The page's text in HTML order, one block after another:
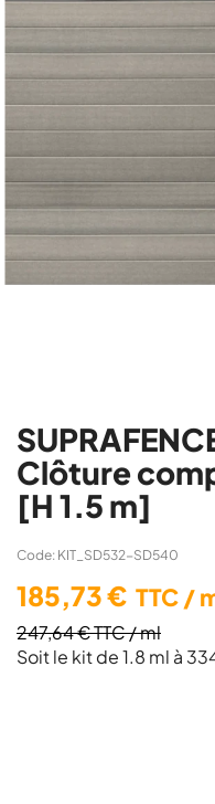
Clôture
[H 1.5 m]
Code: KIT_SD532-SD540
185,73 € TTC /
247,64 €TTC/ ml
Soit le kit de 1.8 ml à